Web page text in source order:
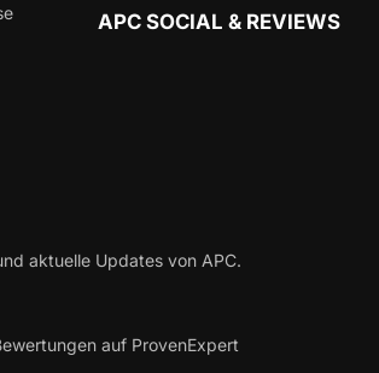
APC SOCIAL & REVIEWS
aktuelle Updates von APC.
auf ProvenExpert